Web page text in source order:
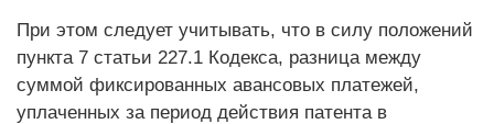
При этом следует учитывать, что в силу положений
пункта 7 статьи 227.1 Кодекса, разница между
суммой фиксированных авансовых платежей,
уплаченных за период действия патента в